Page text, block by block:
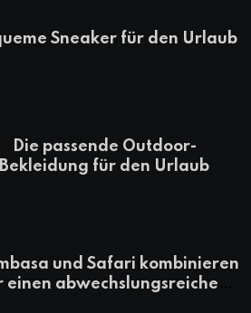
Sneaker für den Urlaub
Die passende Outdoor-
Bekleidung für den Urlaub
und Safari kombinieren
einen abwechslungsreichen